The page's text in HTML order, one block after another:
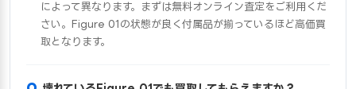
によって異なります。まずは無料オンライン査定をご利用くだ
さい。Figure 01の状態が良く付属品が揃っているほど高価買
取となります。